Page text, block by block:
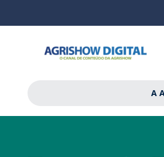
A